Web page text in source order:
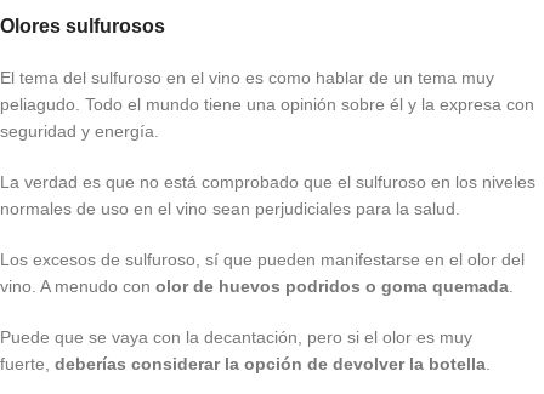
Olores sulfurosos
El tema del sulfuroso en el vino es como hablar de un tema muy
peliagudo. Todo el mundo tiene una opinión sobre él y la expresa con
seguridad y energía.
La verdad es que no está comprobado que el sulfuroso en los niveles
normales de uso en el vino sean perjudiciales para la salud.
Los excesos de sulfuroso, sí que pueden manifestarse en el olor del
vino. A menudo con olor de huevos podridos o goma quemada
Puede que se vaya con la decantación, pero si el olor es muy
fuerte, deberías considerar la opción de devolver la botella